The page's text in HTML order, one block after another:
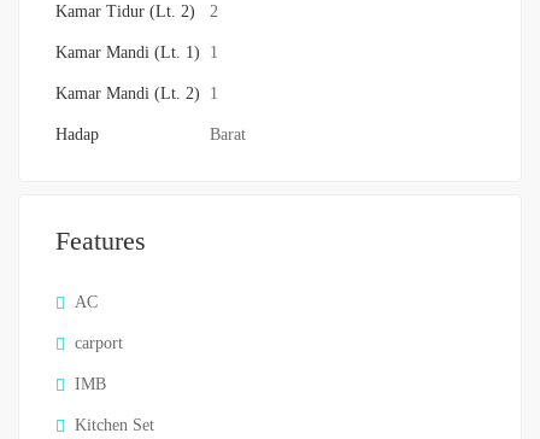
Kamar Tidur (Lt. 2) 2
Kamar Mandi (Lt. 1) 1
Kamar Mandi (Lt. 2) 1
Hadap Barat
Features
AC
carport
IMB
Kitchen Set